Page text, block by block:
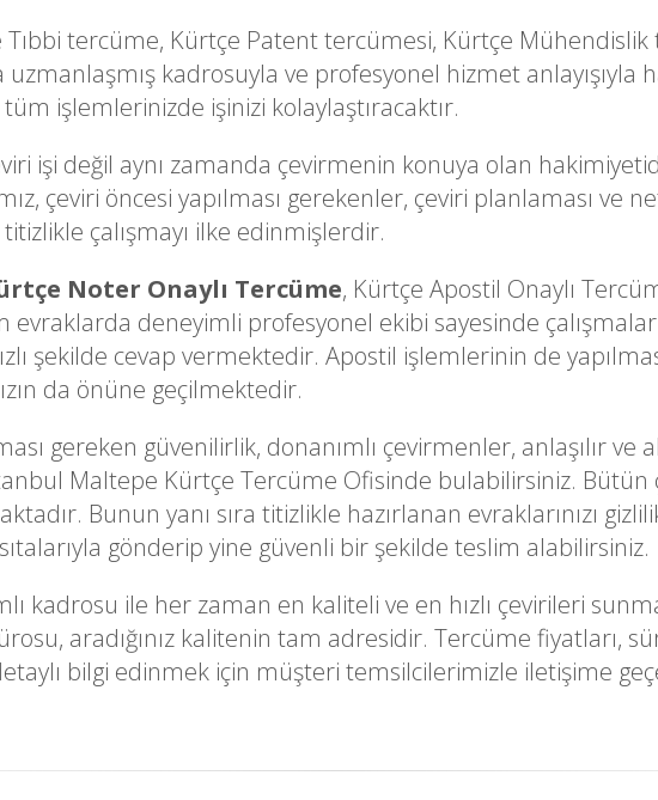
tercüme, Kürtçe Patent tercümesi, Kürtçe
kadrosuyla ve profesyonel hizmet
işlemlerinizde işinizi kolaylaştıracaktır.
işi değil aynı zamanda çevirmenin konuya olan
çeviri öncesi yapılması gerekenler, çeviri planlaması ve
çalışmayı ilke edinmişlerdir.
Noter Onaylı Tercüme, Kürtçe Apostil Onaylı
deneyimli profesyonel ekibi sayesinde
şekilde cevap vermektedir. Apostil işlemlerinin de
da önüne geçilmektedir.
gereken güvenilirlik, donanımlı çevirmenler, anlaşılır ve
Maltepe Kürtçe Tercüme Ofisinde bulabilirsiniz. Bütün
Bunun yanı sıra titizlikle hazırlanan evraklarınızı
gönderip yine güvenli bir şekilde teslim alabilirsiniz.
kadrosu ile her zaman en kaliteli ve en hızlı çevirileri
aradığınız kalitenin tam adresidir. Tercüme fiyatları,
bilgi edinmek için müşteri temsilcilerimizle iletişime